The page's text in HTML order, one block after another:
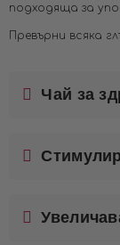
подходяща за
Превърни всяка
Чай за